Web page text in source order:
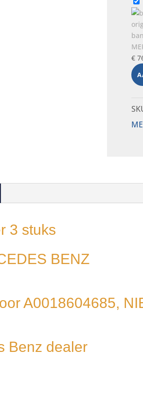
€
3 stuks
BENZ
A0018604685,
Benz dealer